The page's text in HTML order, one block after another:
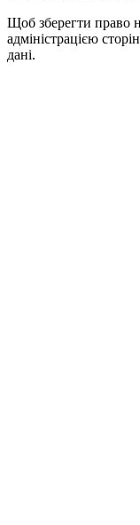
Щоб зберегти право
адміністрацією
дані.